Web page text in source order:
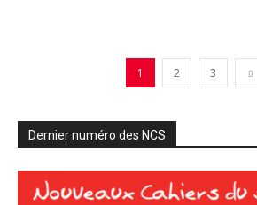
1 2 3
Dernier numéro des NCS